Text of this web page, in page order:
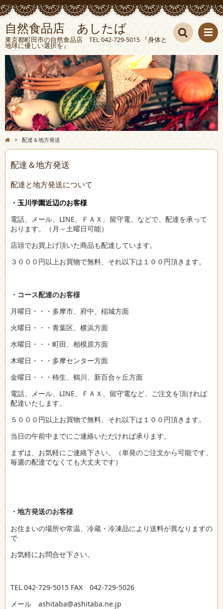
自然食品店 あしたば
東京都町田市の自然食品店 TEL 042-729-5015 『身体と
地球に優しい選択を』 検索
> 配達＆地方発送
配達＆地方発送
配達と地方発送について
・玉川学園近辺のお客様
電話、メール、LINE、ＦＡＸ、留守電、などで、配達を承って
おります。（月～土曜日可能）
店頭でお買上げ頂いた商品も配達しています。
３０００円以上お買物で無料、それ以下は１００円頂きます。
・コース配達のお客様
月曜日・・・多摩市、府中、稲城方面
火曜日・・・青葉区、横浜方面
水曜日・・・町田、相模原方面
木曜日・・・多摩センター方面
金曜日・・・柿生、鶴川、新百合ヶ丘方面
電話、メール、LINE、ＦＡＸ、留守電など、ご注文を頂ければ
配達いたします。
５０００円以上お買物で無料、それ以下は１００円頂きます。
当日の午前中までにご連絡いただければ承ります。
まずは、お気軽にご連絡下さい。（単発のご注文から可能です、
毎週の配達でなくても大丈夫です）
・地方発送のお客様
お住まいの場所や常温、冷蔵・冷凍品により送料が異なりますの
で
お気軽にお問合せ下さい。
TEL 042-729-5015 FAX 042-729-5026
メール ashitaba@ashitaba.ne.jp